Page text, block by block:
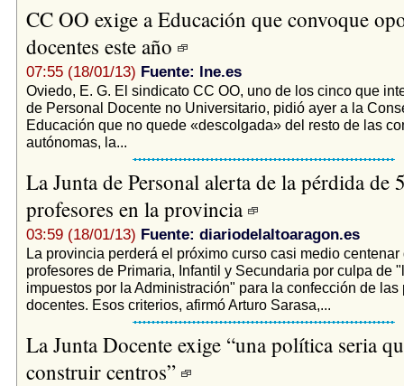
CC OO exige a Educación que convoque
docentes este año
07:55 (18/01/13) Fuente: lne.es
Oviedo, E. G. El sindicato CC OO, uno de los cinco que
de Personal Docente no Universitario, pidió ayer a la
Educación que no quede «descolgada» del resto de las
autónomas, la...
La Junta de Personal alerta de la pérdida de
profesores en la provincia
03:59 (18/01/13) Fuente: diariodelaltoaragon.es
La provincia perderá el próximo curso casi medio centenar
profesores de Primaria, Infantil y Secundaria por culpa de
impuestos por la Administración" para la confección de las
docentes. Esos criterios, afirmó Arturo Sarasa,...
La Junta Docente exige “una política seria
construir centros”